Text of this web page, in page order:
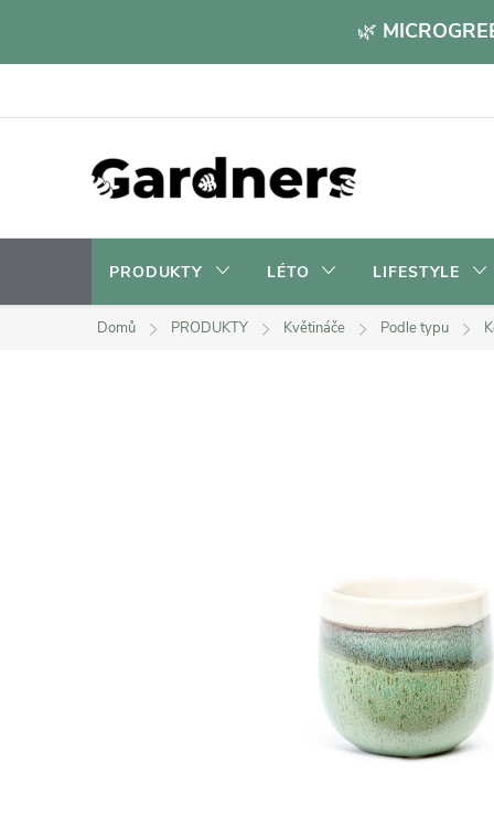
🌿
PRODUKTY LÉTO LIFESTYLE
Domů PRODUKTY Květináče Podle typu